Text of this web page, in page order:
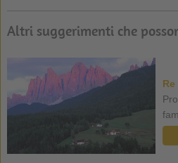
Altri suggerimenti che